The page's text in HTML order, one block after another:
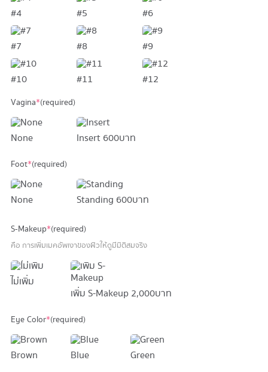
#4 #5 #6
#7 #8 #9
#10 #11 #12
Vagina*(required)
None Insert 600 บาท
Foot*(required)
None Standing 600 บาท
S-Makeup*(required)
คือ การเพิ่มเมคอัพเงาของผิวให้ดูมีมิติสมจริง
ไม่เพิ่ม
เพิ่ม S-Makeup 2,000 บาท
Eye Color*(required)
Brown Blue Green